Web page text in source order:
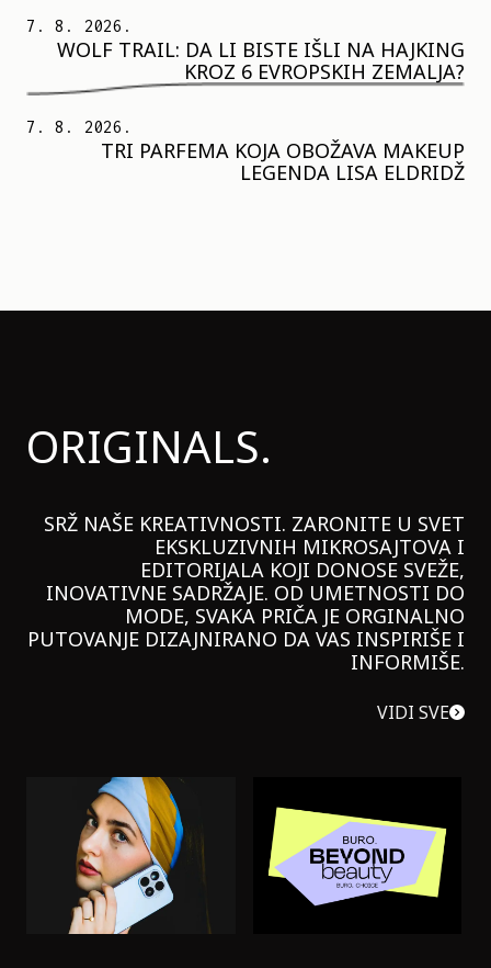
7. 8. 2026.
WOLF TRAIL: DA LI BISTE IŠLI NA HAJKING
KROZ 6 EVROPSKIH ZEMALJA?
7. 8. 2026.
TRI PARFEMA KOJA OBOŽAVA MAKEUP
LEGENDA LISA ELDRIDŽ
ORIGINALS.
SRŽ NAŠE KREATIVNOSTI. ZARONITE U SVET
EKSKLUZIVNIH MIKROSAJTOVA I
EDITORIJALA KOJI DONOSE SVEŽE,
INOVATIVNE SADRŽAJE. OD UMETNOSTI DO
MODE, SVAKA PRIČA JE ORGINALNO
PUTOVANJE DIZAJNIRANO DA VAS INSPIRIŠE I
INFORMIŠE.
VIDI SVE